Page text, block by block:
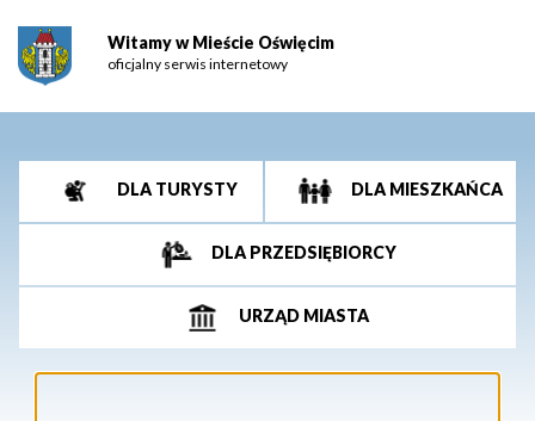
Witamy w Mieście Oświęcim
oficjalny serwis internetowy
DLA TURYSTY DLA MIESZKAŃCA
DLA PRZEDSIĘBIORCY
URZĄD MIASTA